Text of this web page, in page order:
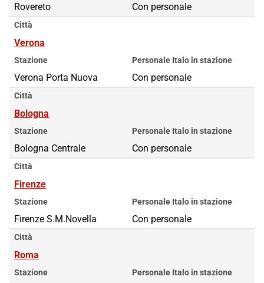
Rovereto Con personale
Città
Verona
Stazione
Verona Porta Nuova
Personale Italo in stazione
Con personale
Città
Bologna
Stazione
Bologna Centrale
Personale Italo in stazione
Con personale
Città
Firenze
Stazione
Firenze S.M.Novella
Personale Italo in stazione
Con personale
Città
Roma
Stazione Personale Italo in stazione